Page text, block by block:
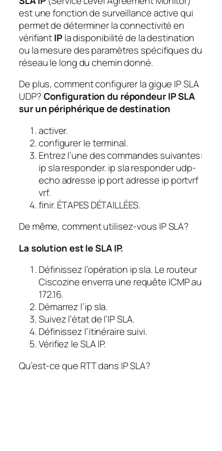
est une fonction de surveillance active qui
permet de déterminer la connectivité en
vérifiantIPla disponibilité de la destination
ou la mesure des paramètres spécifiques du
réseau le long du chemin donné.
De plus, comment configurer la gigue IP SLA
UDP?Configuration du répondeur IP SLA
sur un périphérique de destination
activer.
configurer le terminal.
Entrez l’une des commandes suivantes:
ip sla responder. ip sla responder udp-
echo adresse ip port adresse ip portvrf
vrf.
finir. ÉTAPES DÉTAILLÉES.
De même, comment utilisez-vous IP SLA?
La solution est le SLA IP.
Définissez l’opération ip sla. Le routeur
Ciscozine enverra une requête ICMP au
172.16.
Démarrez l’ip sla.
Suivez l’état de l’IP SLA.
Définissez l’itinéraire suivi.
Vérifiez le SLA IP.
Qu’est-ce que RTT dans IP SLA?